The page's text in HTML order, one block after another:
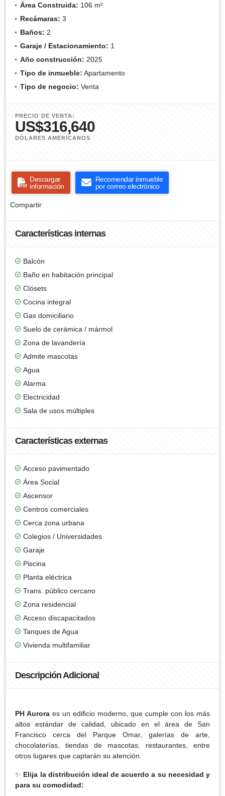
Área Construida: 106 m²
Recámaras: 3
Baños: 2
Garaje / Estacionamiento: 1
Año construcción: 2025
Tipo de inmueble: Apartamento
Tipo de negocio: Venta
PRECIO DE VENTA:
US$316,640
DÓLARES AMERICANOS
Descargar
información
Recomendar inmueble
por correo electrónico
Compartir
Características internas
Balcón
Baño en habitación principal
Clósets
Cocina integral
Gas domiciliario
Suelo de cerámica / mármol
Zona de lavandería
Admite mascotas
Agua
Alarma
Electricidad
Sala de usos múltiples
Características externas
Acceso pavimentado
Área Social
Ascensor
Centros comerciales
Cerca zona urbana
Colegios / Universidades
Garaje
Piscina
Planta eléctrica
Trans. público cercano
Zona residencial
Acceso discapacitados
Tanques de Agua
Vivienda multifamiliar
Descripción Adicional
PH Aurora es un ediﬁcio moderno, que cumple con los más
altos estándar de calidad, ubicado en el área de San
Francisco cerca del Parque Omar, galerías de arte,
chocolaterías, tiendas de mascotas, restaurantes, entre
otros lugares que captarán su atención.
✨ Elija la distribución ideal de acuerdo a su necesidad y
para su comodidad: